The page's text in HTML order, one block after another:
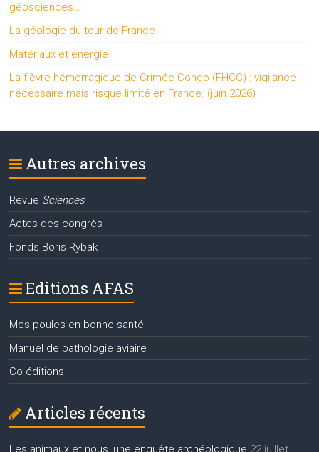
géosciences…
La géologie du tour de France
Matériaux et énergie
La fièvre hémorragique de Crimée Congo (FHCC) : vigilance
nécessaire mais risque limité en France. (juin 2026)
Autres archives
Revue Sciences
Actes des congrès
Fonds Boris Rybak
Editions AFAS
Mes poules en bonne santé
Manuel de pathologie aviaire
Co-éditions
Articles récents
Les animaux et nous, une enquête archéologique 22 juillet